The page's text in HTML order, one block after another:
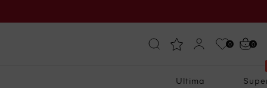
0 0
Ultima